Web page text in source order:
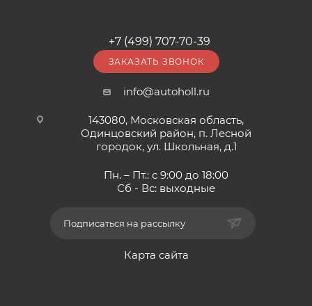
+7 (499) 707-70-39
ЗАКАЗАТЬ ЗВОНОК
info@autoholl.ru
143080, Московская область,
Одинцовский район, п. Лесной
городок, ул. Школьная, д.1
Пн. – Пт.: с 9:00 до 18:00
Сб - Вс: выходные
Подписаться на рассылку
Карта сайта